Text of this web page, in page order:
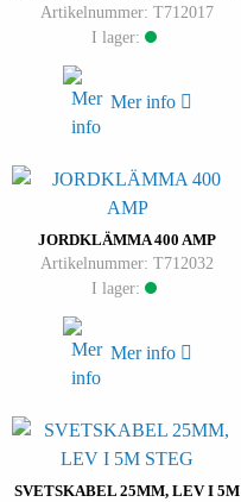
Artikelnummer: T712017
I lager:
Mer info
JORDKLÄMMA 400 AMP
Artikelnummer: T712032
I lager:
Mer info
SVETSKABEL 25MM, LEV I 5M